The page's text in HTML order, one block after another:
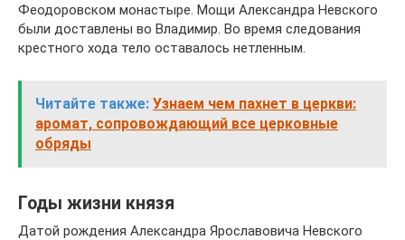
Феодоровском монастыре. Мощи Александра Невского
были доставлены во Владимир. Во время следования
крестного хода тело оставалось нетленным.
Читайте также: Узнаем чем пахнет в церкви:
аромат, сопровождающий все церковные
обряды
Годы жизни князя
Датой рождения Александра Ярославовича Невского